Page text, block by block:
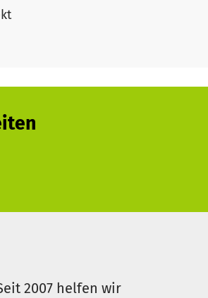
2007 helfen wir